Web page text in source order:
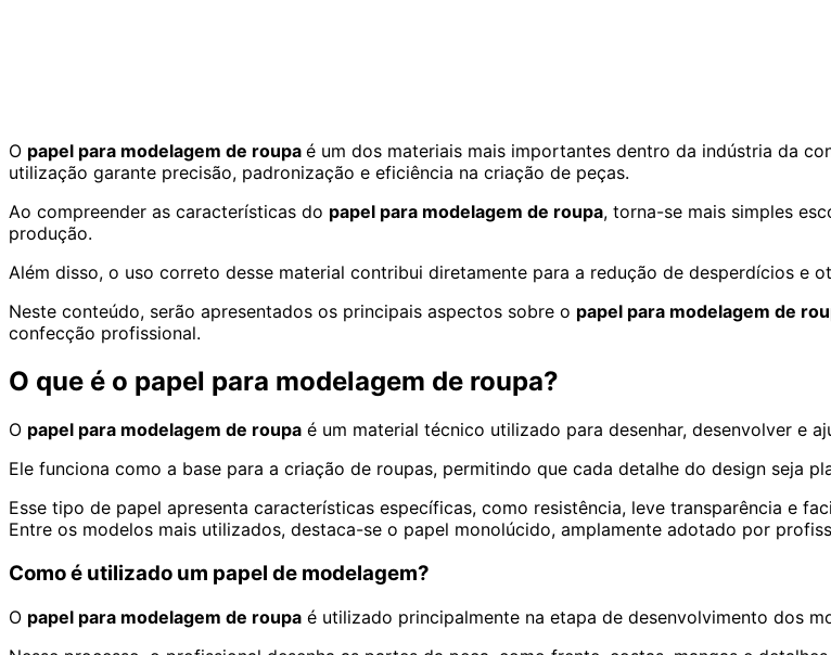
O papel para modelagem de roupa é um dos materiais mais importantes dentro da indústria da
utilização garante precisão, padronização e eficiência na criação de peças.
Ao compreender as características do papel para modelagem de roupa, torna-se mais simples
produção.
Além disso, o uso correto desse material contribui diretamente para a redução de desperdícios e
Neste conteúdo, serão apresentados os principais aspectos sobre o papel para modelagem de
confecção profissional.
O que é o papel para modelagem de roupa?
O papel para modelagem de roupa é um material técnico utilizado para desenhar, desenvolver e
Ele funciona como a base para a criação de roupas, permitindo que cada detalhe do design seja
Esse tipo de papel apresenta características específicas, como resistência, leve transparência e
Entre os modelos mais utilizados, destaca-se o papel monolúcido, amplamente adotado por
Como é utilizado um papel de modelagem?
O papel para modelagem de roupa é utilizado principalmente na etapa de desenvolvimento dos